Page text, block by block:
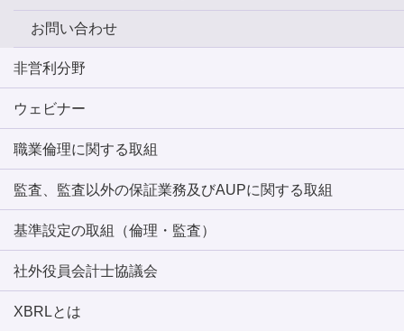
お問い合わせ
非営利分野
ウェビナー
職業倫理に関する取組
監査、監査以外の保証業務及びAUPに関する取組
基準設定の取組（倫理・監査）
社外役員会計士協議会
XBRLとは